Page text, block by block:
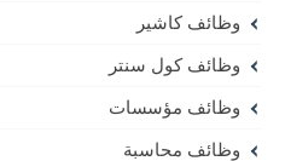
وظائف كاشير
وظائف كول سنتر
وظائف مؤسسات
وظائف محاسبة